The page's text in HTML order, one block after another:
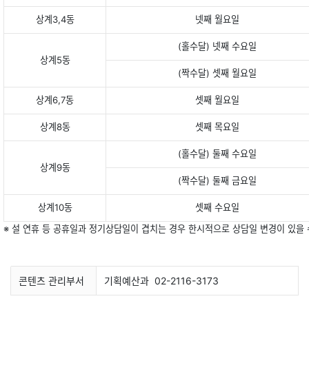
상계3,4동 넷째 월요일
상계5동
(홀수달) 넷째 수요일
(짝수달) 셋째 월요일
상계6,7동 셋째 월요일
상계8동 셋째 목요일
상계9동
(홀수달) 둘째 수요일
(짝수달) 둘째 금요일
상계10동
셋째 수요일
※ 설 연휴 등 공휴일과 정기상담일이 겹치는 경우 한시적으로 상담일 변경이 있
콘텐츠 관리부서 기획예산과 02-2116-3173